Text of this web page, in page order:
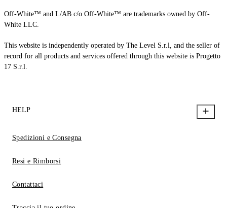
Off-White™ and L/AB c/o Off-White™ are trademarks owned by Off-
White LLC.
This website is independently operated by The Level S.r.l, and the seller of
record for all products and services offered through this website is Progetto
17 S.r.l.
HELP
Spedizioni e Consegna
Resi e Rimborsi
Contattaci